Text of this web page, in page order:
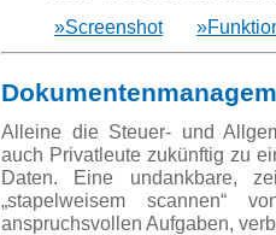
»Screenshot
Alleine die Steuer- und
auch Privatleute zukünftig zu
Daten. Eine undankbare,
„stapelweisem scannen“
anspruchsvollen Aufgaben,